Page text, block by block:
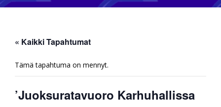
« Kaikki Tapahtumat
Tämä tapahtuma on mennyt.
’Juoksuratavuoro Karhuhallissa